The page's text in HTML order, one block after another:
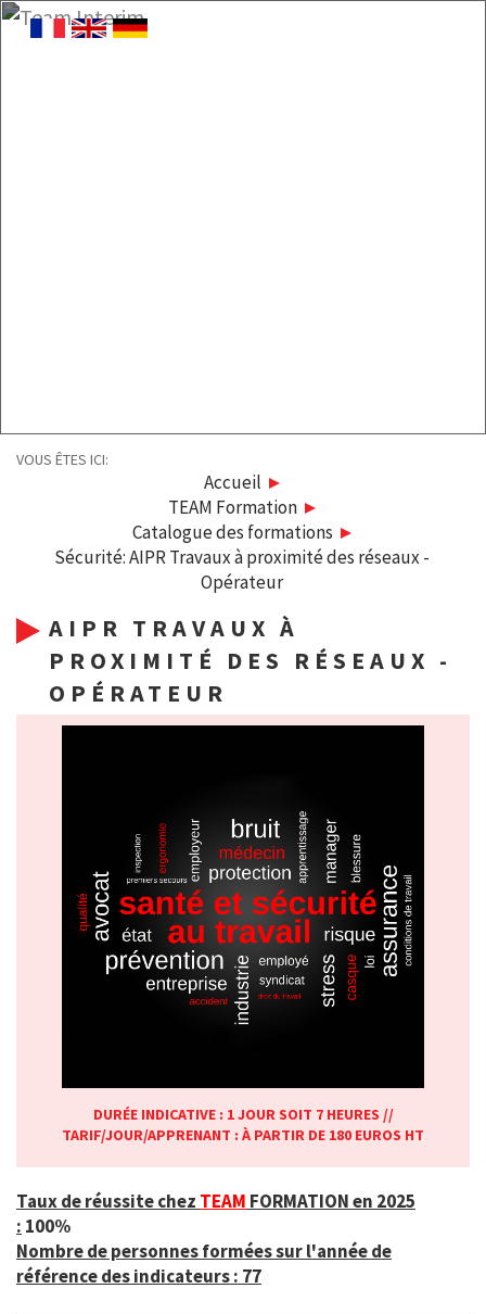
VOUS ÊTES ICI:
Accueil
TEAM Formation
Catalogue des formations
Sécurité: AIPR Travaux à proximité des réseaux -
Opérateur
AIPR TRAVAUX À
PROXIMITÉ DES RÉSEAUX -
OPÉRATEUR
DURÉE INDICATIVE : 1 JOUR SOIT 7 HEURES //
TARIF/JOUR/APPRENANT : À PARTIR DE 180 EUROS HT
Taux de réussite chez TEAM FORMATION en 2025
: 100%
Nombre de personnes formées sur l'année de
référence des indicateurs : 77